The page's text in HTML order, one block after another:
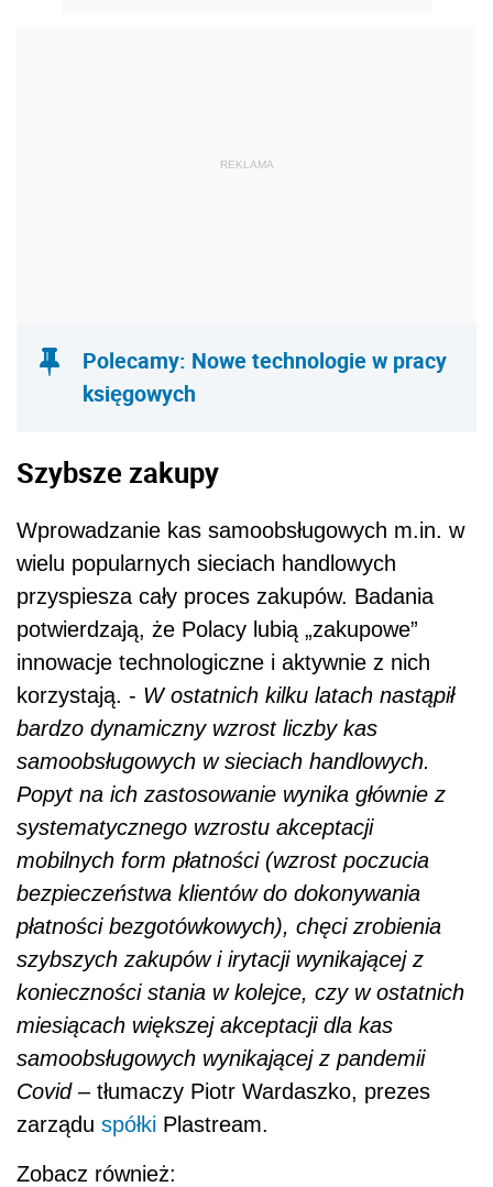
REKLAMA
Polecamy: Nowe technologie w pracy
księgowych
Szybsze zakupy
Wprowadzanie kas samoobsługowych m.in. w
wielu popularnych sieciach handlowych
przyspiesza cały proces zakupów. Badania
potwierdzają, że Polacy lubią „zakupowe”
innowacje technologiczne i aktywnie z nich
korzystają. - W ostatnich kilku latach nastąpił
bardzo dynamiczny wzrost liczby kas
samoobsługowych w sieciach handlowych.
Popyt na ich zastosowanie wynika głównie z
systematycznego wzrostu akceptacji
mobilnych form płatności (wzrost poczucia
bezpieczeństwa klientów do dokonywania
płatności bezgotówkowych), chęci zrobienia
szybszych zakupów i irytacji wynikającej z
konieczności stania w kolejce, czy w ostatnich
miesiącach większej akceptacji dla kas
samoobsługowych wynikającej z pandemii
Covid – tłumaczy Piotr Wardaszko, prezes
zarządu spółki Plastream.
Zobacz również: